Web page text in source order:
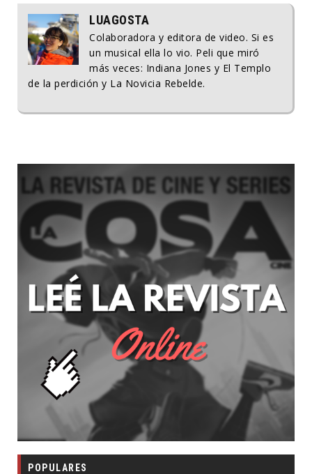
LUAGOSTA
Colaboradora y editora de video. Si es
un musical ella lo vio. Peli que miró
más veces: Indiana Jones y El Templo
de la perdición y La Novicia Rebelde.
POPULARES